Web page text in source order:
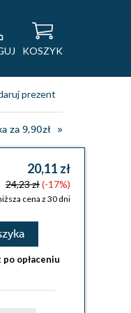
KOSZYK
prezent
za 9,90zł
20,11 zł
24,23 zł(-17%)
cena z 30 dni
opłaceniu